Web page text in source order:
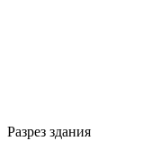
Разрез здания